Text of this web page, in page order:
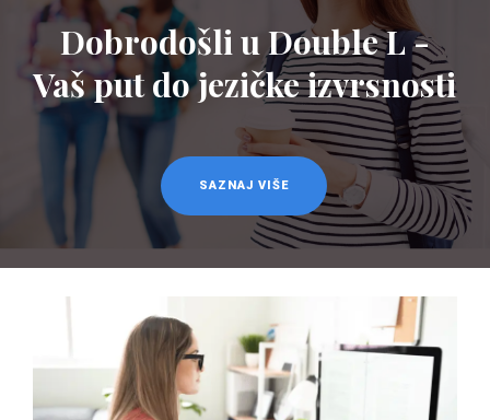
O NAMA
NAŠE USLUGE
ŠKOLA STRANIH
JEZIKA
PREVODILAČKI BIRO
KURSEVI
NOVOSTI
KONTAKT
Dobrodošli u Double L -
Vaš put do jezičke izvrsnosti
SAZNAJ VIŠE
Prevodilačke usluge
na 35 jezika
SAZNAJ VIŠE